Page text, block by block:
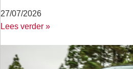
27/07/2026
Lees verder »